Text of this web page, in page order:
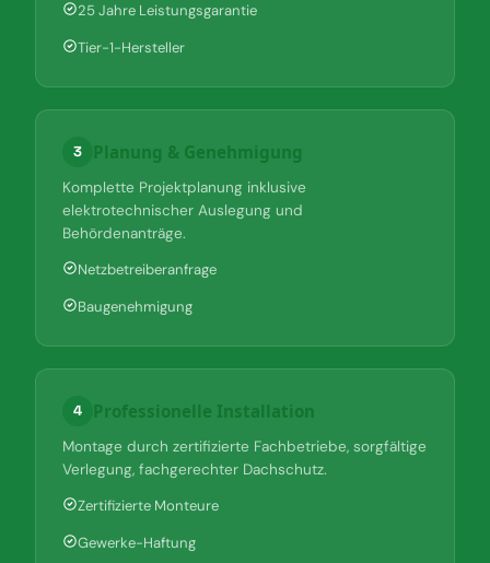
25 Jahre Leistungsgarantie
Tier-1-Hersteller
3 Planung & Genehmigung
Komplette Projektplanung inklusive
elektrotechnischer Auslegung und
Behördenanträge.
Netzbetreiberanfrage
Baugenehmigung
4 Professionelle Installation
Montage durch zertifizierte Fachbetriebe, sorgfältige
Verlegung, fachgerechter Dachschutz.
Zertifizierte Monteure
Gewerke-Haftung